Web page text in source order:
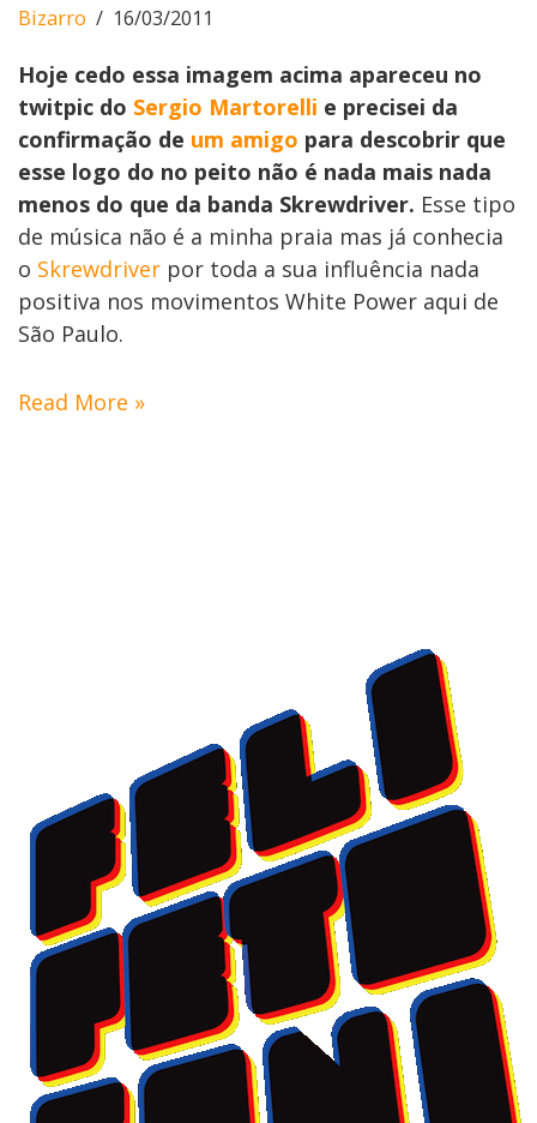
Bizarro 16/03/2011
Hoje cedo essa imagem acima apareceu no
twitpic do Sergio Martorelli e precisei da
confirmação de um amigo para descobrir que
esse logo do no peito não é nada mais nada
menos do que da banda Skrewdriver. Esse tipo
de música não é a minha praia mas já conhecia
o Skrewdriver por toda a sua influência nada
positiva nos movimentos White Power aqui de
São Paulo.
Read More »